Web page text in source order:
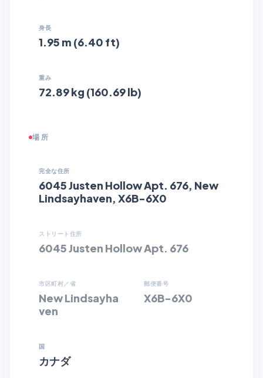
身長
1.95 m (6.40 ft)
重み
72.89 kg (160.69 lb)
場所
完全な住所
6045 Justen Hollow Apt. 676, New
Lindsayhaven, X6B-6X0
ストリート住所
6045 Justen Hollow Apt. 676
市区町村／省
New Lindsayha
ven
郵便番号
X6B-6X0
国
カナダ